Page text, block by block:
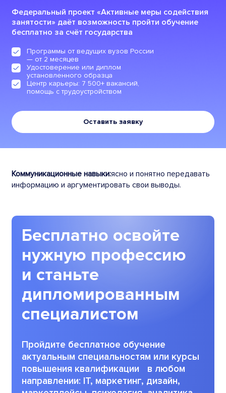
Федеральный проект «Активные меры содействия
занятости» даёт возможность пройти обучение
бесплатно за счёт государства
Программы от ведущих вузов России
— от 2 месяцев
Удостоверение или диплом
установленного образца
Центр карьеры: 7 500+ вакансий,
помощь с трудоустройством
Оставить заявку
Коммуникационные навыки:ясно и понятно передавать
информацию и аргументировать свои выводы.
Бесплатно освойте
нужную профессию
и станьте
дипломированным
специалистом
Пройдите бесплатное обучение
актуальным специальностям или курсы
повышения квалификации в любом
направлении: ІТ, маркетинг, дизайн,